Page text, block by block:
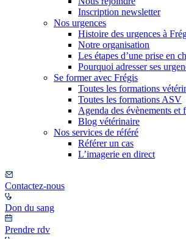
Inscription newsletter
Nos urgences
Histoire des urgences à
Notre organisation
Les étapes d’une prise en
Pourquoi adresser ses
Se former avec Frégis
Toutes les formations
Toutes les formations ASV
Agenda des évènements et
Blog vétérinaire
Nos services de référé
Référer un cas
L’imagerie en direct
Contactez-nous
Don du sang
Prendre rdv